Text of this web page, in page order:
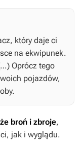
który daje ci
na ekwipunek.
Oprócz tego
pojazdów,
broń i zbroje,
jak i wyglądu.